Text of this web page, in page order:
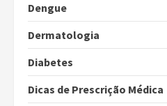
Dengue
Dermatologia
Diabetes
Dicas de Prescrição Médica